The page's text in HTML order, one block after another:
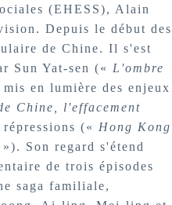
(EHESS), Alain
Depuis le début des
de Chine. Il s'est
Sun Yat-sen (« L'ombre
en lumière des enjeux
Chine, l'effacement
(« Hong Kong
Son regard s'étend
de trois épisodes
saga familiale,